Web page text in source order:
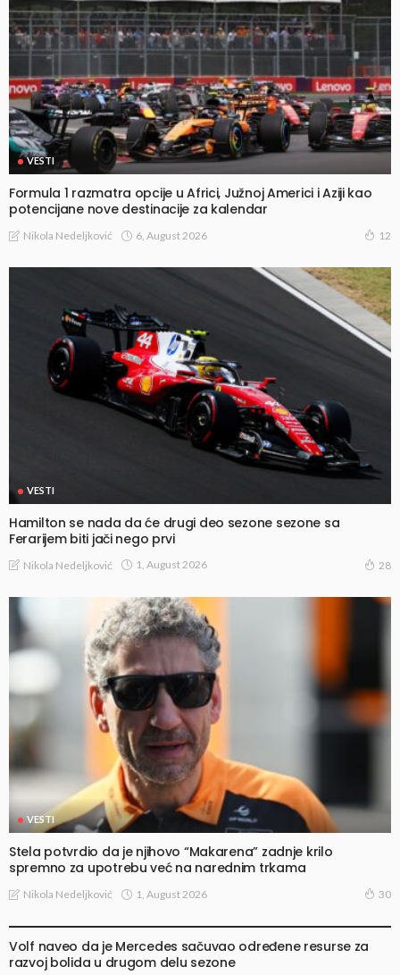
VESTI
Formula 1 razmatra opcije u Africi, Južnoj Americi i Aziji kao
potencijane nove destinacije za kalendar
Nikola Nedeljković 6, August 2026 12
VESTI
Hamilton se nada da će drugi deo sezone sezone sa
Ferarijem biti jači nego prvi
Nikola Nedeljković 1, August 2026 28
VESTI
Stela potvrdio da je njihovo “Makarena” zadnje krilo
spremno za upotrebu već na narednim trkama
Nikola Nedeljković 1, August 2026 30
Volf naveo da je Mercedes sačuvao određene resurse za
razvoj bolida u drugom delu sezone